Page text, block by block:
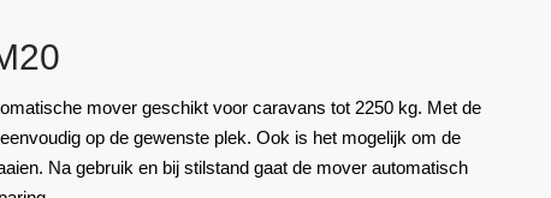
mover geschikt voor caravans tot 2250 kg. Met de
op de gewenste plek. Ook is het mogelijk om de
Na gebruik en bij stilstand gaat de mover automatisch